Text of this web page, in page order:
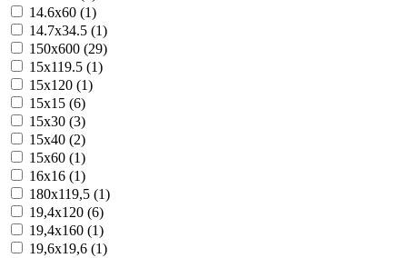
14.6x60 (1)
14.7x34.5 (1)
150x600 (29)
15x119.5 (1)
15x120 (1)
15x15 (6)
15x30 (3)
15x40 (2)
15x60 (1)
16x16 (1)
180x119,5 (1)
19,4x120 (6)
19,4x160 (1)
19,6x19,6 (1)